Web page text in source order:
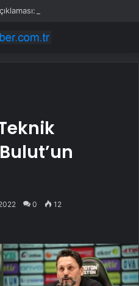
0 12